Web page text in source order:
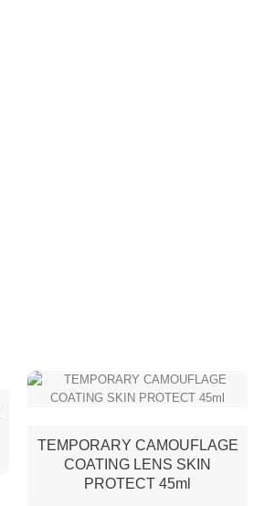
TEMPORARY CAMOUFLAGE
COATING LENS SKIN
PROTECT 45ml